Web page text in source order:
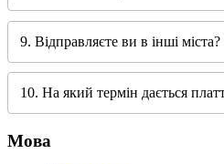
9. Відправляєте ви в інші міста?
10. На який термін дається
Мова